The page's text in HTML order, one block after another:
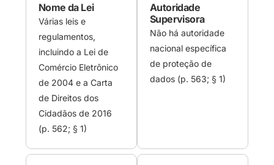
Nome da Lei
Várias leis e
regulamentos,
incluindo a Lei de
Comércio Eletrônico
de 2004 e a Carta
de Direitos dos
Cidadãos de 2016
(p. 562; § 1)
Autoridade
Supervisora
Não há autoridade
nacional específica
de proteção de
dados (p. 563; § 1)